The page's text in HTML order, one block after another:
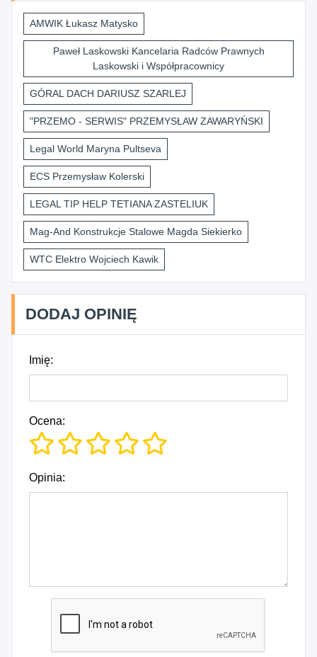
AMWIK Łukasz Matysko
Paweł Laskowski Kancelaria Radców Prawnych
Laskowski i Współpracownicy
GÓRAL DACH DARIUSZ SZARLEJ
"PRZEMO - SERWIS" PRZEMYSŁAW ZAWARYŃSKI
Legal World Maryna Pultseva
ECS Przemysław Kolerski
LEGAL TIP HELP TETIANA ZASTELIUK
Mag-And Konstrukcje Stalowe Magda Siekierko
WTC Elektro Wojciech Kawik
DODAJ OPINIĘ
Imię:
Ocena:
Opinia: